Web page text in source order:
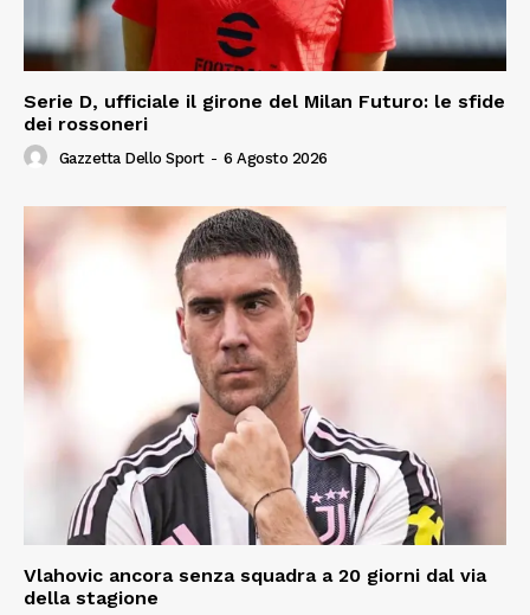
Serie D, ufficiale il girone del Milan Futuro: le sfide
dei rossoneri
Gazzetta Dello Sport - 6 Agosto 2026
Vlahovic ancora senza squadra a 20 giorni dal via
della stagione